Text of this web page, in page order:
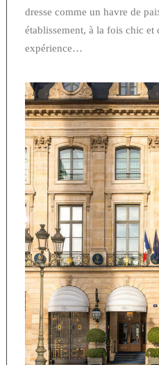
dresse comme un havre de
établissement, à la fois chic
expérience…